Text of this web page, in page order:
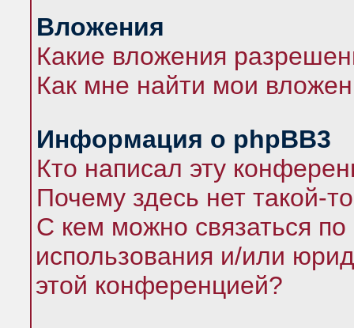
Вложения
Какие вложения
Как мне найти мои
Информация о phpBB3
Кто написал эту
Почему здесь нет такой-
С кем можно связаться по
использования и/или
этой конференцией?